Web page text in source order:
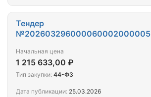
Тендер
№202603296000060002000005
Начальная цена
1 215 633,00 ₽
Тип закупки: 44-ФЗ
Дата публикации: 25.03.2026